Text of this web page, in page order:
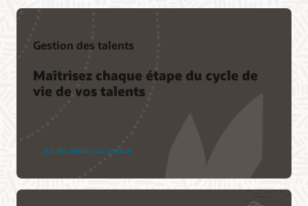
Gestion des talents
Maîtrisez chaque étape du cycle de
vie de vos talents
Voir les détails du produit